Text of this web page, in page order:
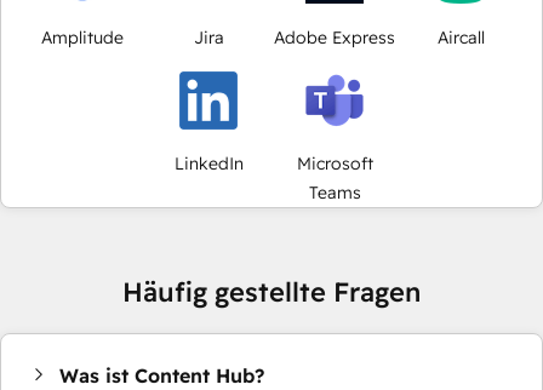
Amplitude Jira Adobe Express Aircall
LinkedIn
Microsoft
Teams
Häufig gestellte Fragen
Was ist Content Hub?